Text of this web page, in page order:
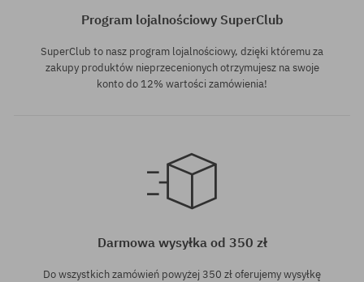
Program lojalnościowy SuperClub
SuperClub to nasz program lojalnościowy, dzięki któremu za
zakupy produktów nieprzecenionych otrzymujesz na swoje
konto do 12% wartości zamówienia!
Darmowa wysyłka od 350 zł
Do wszystkich zamówień powyżej 350 zł oferujemy wysyłkę